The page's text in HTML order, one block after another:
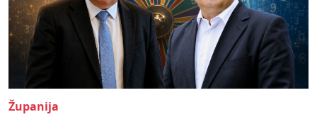
Županija